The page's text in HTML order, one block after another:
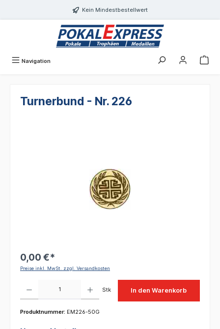
Kein Mindestbestellwert
Navigation
Turnerbund - Nr. 226
0,00 €*
Preise inkl. MwSt. zzgl. Versandkosten
Stk In den Warenkorb
Produktnummer: EM226-50G